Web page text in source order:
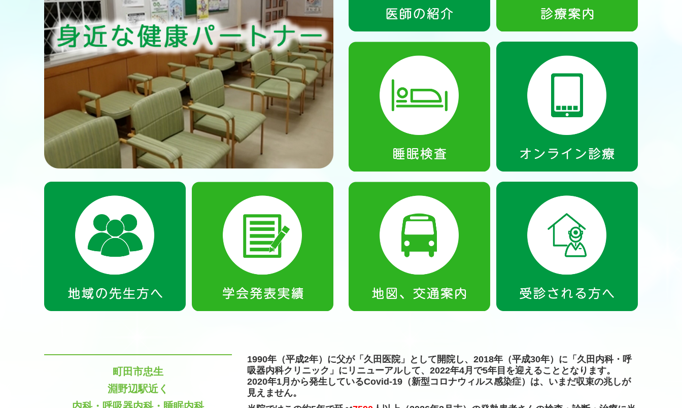
町田市忠生
淵野辺駅近く
1990年（平成2年）に父が「久田医院」として開院し、2018年（平成30年）に「久田内科・呼
吸器内科クリニック」にリニューアルして、2022年4月で5年目を迎えることとなります。
2020年1月から発生しているCovid-19（新型コロナウィルス感染症）は、いまだ収束の兆しが
見えません。